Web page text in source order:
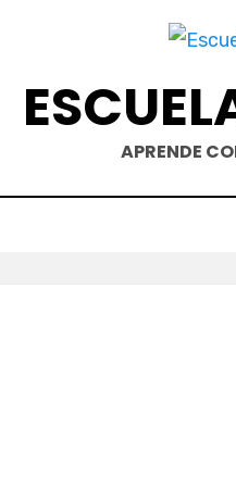
APRENDE